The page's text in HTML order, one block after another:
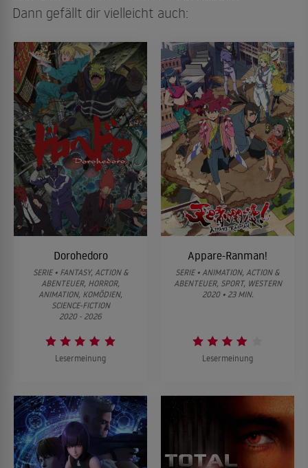
Dann gefällt dir vielleicht auch:
Dorohedoro
SERIE • FANTASY, ACTION &
ABENTEUER, HORROR,
ANIMATION, KOMÖDIEN,
SCIENCE-FICTION
2020 - 2026
Lesermeinung
Appare-Ranman!
SERIE • ANIMATION, ACTION &
ABENTEUER, SPORT, WESTERN
2020 • 23 MIN.
Lesermeinung